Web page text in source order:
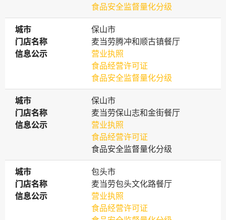
食品安全监督量化分级
城市
城市
保山市
门店名称
门店名称
麦当劳腾冲和顺古镇餐厅
信息公示
信息公示
营业执照
食品经营许可证
食品安全监督量化分级
城市
城市
保山市
门店名称
门店名称
麦当劳保山志和金街餐厅
信息公示
信息公示
营业执照
食品经营许可证
食品安全监督量化分级
城市
城市
包头市
门店名称
门店名称
麦当劳包头文化路餐厅
信息公示
信息公示
营业执照
食品经营许可证